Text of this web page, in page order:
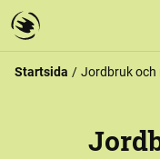
Startsida Jordbruk och